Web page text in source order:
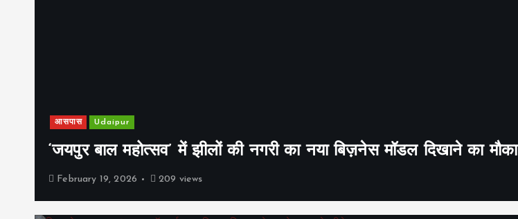
आसपास Udaipur
‘जयपुर बाल महोत्सव’ में झीलों की नगरी का नया बिज़नेस मॉडल दिखाने का मौका
February 19, 2026 209 views